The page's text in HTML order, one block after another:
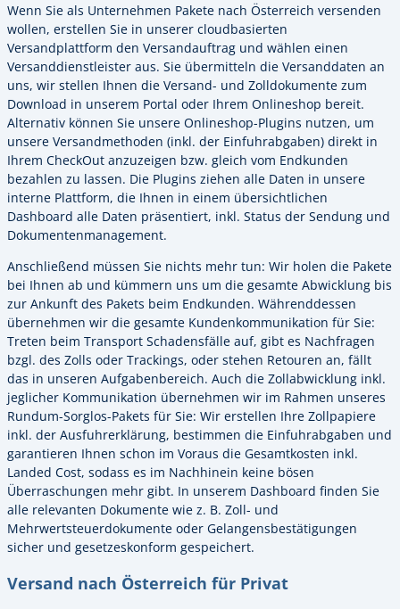
Wenn Sie als Unternehmen Pakete nach Österreich versenden
wollen, erstellen Sie in unserer cloudbasierten
Versandplattform den Versandauftrag und wählen einen
Versanddienstleister aus. Sie übermitteln die Versanddaten an
uns, wir stellen Ihnen die Versand- und Zolldokumente zum
Download in unserem Portal oder Ihrem Onlineshop bereit.
Alternativ können Sie unsere Onlineshop-Plugins nutzen, um
unsere Versandmethoden (inkl. der Einfuhrabgaben) direkt in
Ihrem CheckOut anzuzeigen bzw. gleich vom Endkunden
bezahlen zu lassen. Die Plugins ziehen alle Daten in unsere
interne Plattform, die Ihnen in einem übersichtlichen
Dashboard alle Daten präsentiert, inkl. Status der Sendung und
Dokumentenmanagement.
Anschließend müssen Sie nichts mehr tun: Wir holen die Pakete
bei Ihnen ab und kümmern uns um die gesamte Abwicklung bis
zur Ankunft des Pakets beim Endkunden. Währenddessen
übernehmen wir die gesamte Kundenkommunikation für Sie:
Treten beim Transport Schadensfälle auf, gibt es Nachfragen
bzgl. des Zolls oder Trackings, oder stehen Retouren an, fällt
das in unseren Aufgabenbereich. Auch die Zollabwicklung inkl.
jeglicher Kommunikation übernehmen wir im Rahmen unseres
Rundum-Sorglos-Pakets für Sie: Wir erstellen Ihre Zollpapiere
inkl. der Ausfuhrerklärung, bestimmen die Einfuhrabgaben und
garantieren Ihnen schon im Voraus die Gesamtkosten inkl.
Landed Cost, sodass es im Nachhinein keine bösen
Überraschungen mehr gibt. In unserem Dashboard finden Sie
alle relevanten Dokumente wie z. B. Zoll- und
Mehrwertsteuerdokumente oder Gelangensbestätigungen
sicher und gesetzeskonform gespeichert.
Versand nach Österreich für Privat